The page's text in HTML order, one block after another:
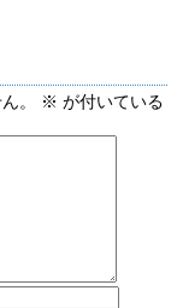
。 ※ が付いている